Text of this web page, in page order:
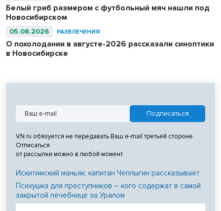
Белый гриб размером с футбольный мяч нашли под
Новосибирском
05.08.2026 РАЗВЛЕЧЕНИЯ
О похолодании в августе-2026 рассказали синоптики
в Новосибирске
VN.ru обязуется не передавать Ваш e-mail третьей стороне.
Отписаться
от рассылки можно в любой момент
Искитимский маньяк: капитан Чеплыгин рассказывает
Психушка для преступников – кого содержат в самой
закрытой лечебнице за Уралом